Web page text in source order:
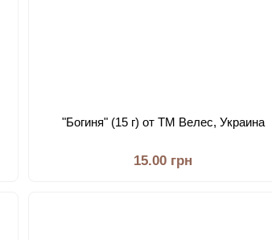
"Богиня" (15 г) от ТМ Велес, Украина
15.00 грн